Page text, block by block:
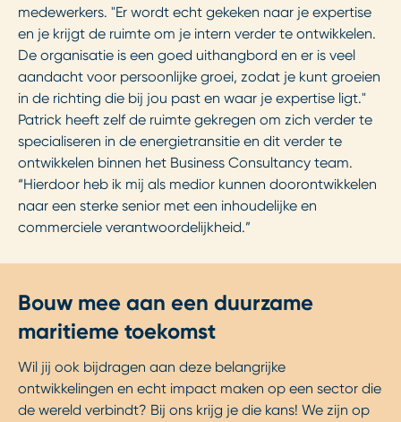
medewerkers. "Er wordt echt gekeken naar je expertise
en je krijgt de ruimte om je intern verder te ontwikkelen.
De organisatie is een goed uithangbord en er is veel
aandacht voor persoonlijke groei, zodat je kunt groeien
in de richting die bij jou past en waar je expertise ligt."
Patrick heeft zelf de ruimte gekregen om zich verder te
specialiseren in de energietransitie en dit verder te
ontwikkelen binnen het Business Consultancy team.
“Hierdoor heb ik mij als medior kunnen doorontwikkelen
naar een sterke senior met een inhoudelijke en
commerciele verantwoordelijkheid.”
Bouw mee aan een duurzame
maritieme toekomst
Wil jij ook bijdragen aan deze belangrijke
ontwikkelingen en echt impact maken op een sector die
de wereld verbindt? Bij ons krijg je die kans! We zijn op